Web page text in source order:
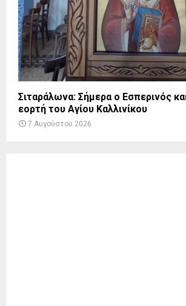
Σιταράλωνα: Σήμερα ο Εσπερινός
εορτή του Αγίου Καλλινίκου
7 Αυγούστου 2026